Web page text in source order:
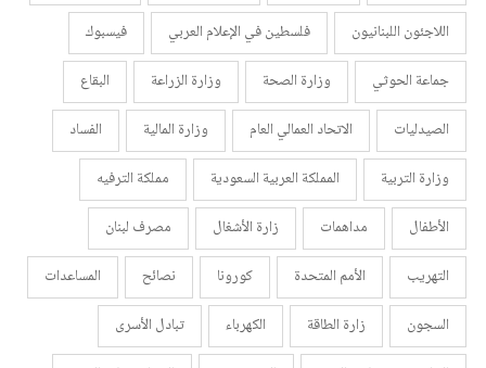
اللاجئون اللبنانيون فلسطين في الإعلام العربي
فيسبوك
جماعة الحوثي
وزارة الصحة وزارة الزراعة
البقاع
الصيدليات
الاتحاد العمالي العام وزارة المالية
الفساد
وزارة التربية
المملكة العربية السعودية
مملكة الترفيه
الأطفال
مداهمات زارة الأشغال
مصرف لبنان
التهريب
الأمم المتحدة كورونا نصائح
المساعدات
السجون
زارة الطاقة الكهرباء
تبادل الأسرى